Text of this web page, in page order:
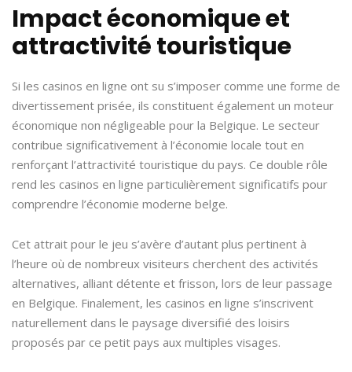
Impact économique et
attractivité touristique
Si les casinos en ligne ont su s’imposer comme une forme de
divertissement prisée, ils constituent également un moteur
économique non négligeable pour la Belgique. Le secteur
contribue significativement à l’économie locale tout en
renforçant l’attractivité touristique du pays. Ce double rôle
rend les casinos en ligne particulièrement significatifs pour
comprendre l’économie moderne belge.
Cet attrait pour le jeu s’avère d’autant plus pertinent à
l’heure où de nombreux visiteurs cherchent des activités
alternatives, alliant détente et frisson, lors de leur passage
en Belgique. Finalement, les casinos en ligne s’inscrivent
naturellement dans le paysage diversifié des loisirs
proposés par ce petit pays aux multiples visages.